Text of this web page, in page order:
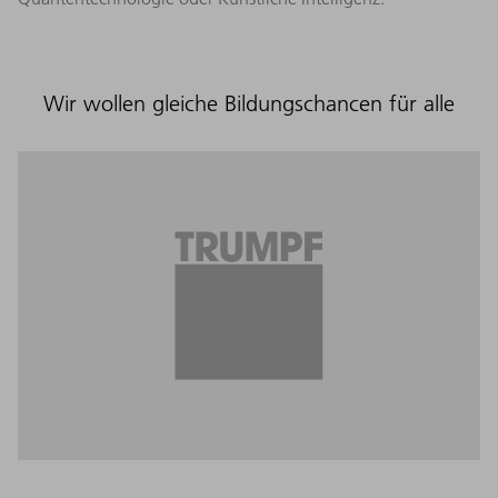
Wir wollen gleiche Bildungschancen für alle